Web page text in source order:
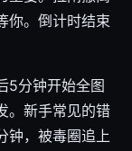
你。倒计时结束
5分钟开始全图
。新手常见的错
钟，被毒圈追上